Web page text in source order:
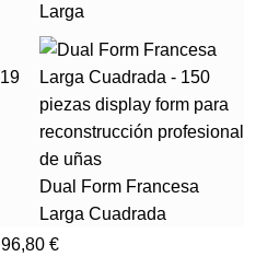
Larga
Dual Form Francesa
Larga Cuadrada
96,80 €